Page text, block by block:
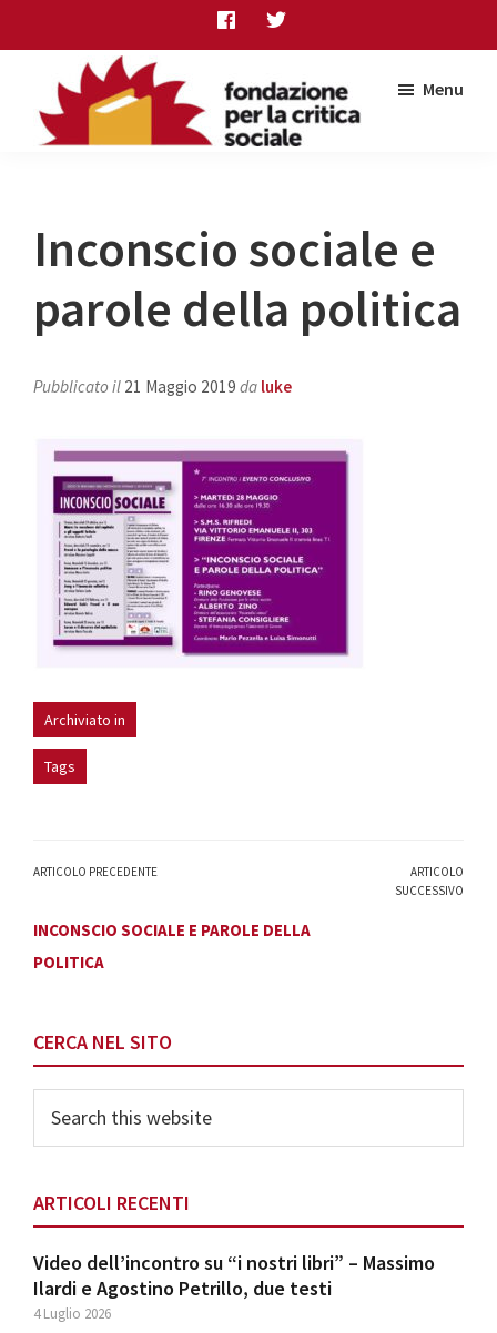
to
content
to
primary
sidebar
to
sociale
Menu
Inconscio sociale e
parole della politica
Pubblicato il 21 Maggio 2019 da luke
Archiviato in
Tags
ARTICOLO PRECEDENTE
INCONSCIO SOCIALE E PAROLE DELLA
POLITICA
ARTICOLO
SUCCESSIVO
Primary
Sidebar
CERCA NEL SITO
this
ARTICOLI RECENTI
Video dell’incontro su “i nostri libri” – Massimo
Ilardi e Agostino Petrillo, due testi
4 Luglio 2026